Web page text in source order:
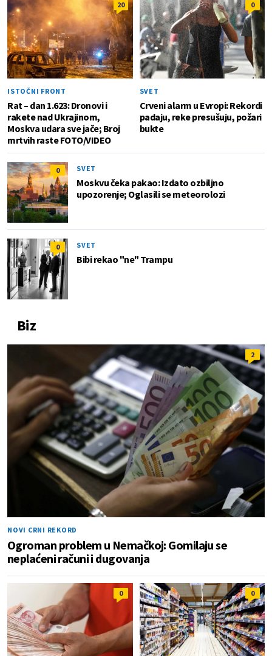
20
ISTOČNI FRONT
Rat – dan 1.623: Dronovi i
rakete nad Ukrajinom,
Moskva udara sve jače; Broj
mrtvih raste FOTO/VIDEO
0
SVET
Crveni alarm u Evropi: Rekordi
padaju, reke presušuju, požari
bukte
0 SVET
Moskvu čeka pakao: Izdato ozbiljno
upozorenje; Oglasili se meteorolozi
0 SVET
Bibi rekao "ne" Trampu
Biz
2
NOVI CRNI REKORD
Ogroman problem u Nemačkoj: Gomilaju se
neplaćeni računi i dugovanja
0 0